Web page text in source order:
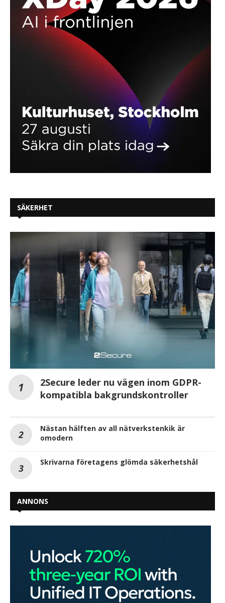
SÄKERHET
2Secure leder nu vägen inom GDPR-
kompatibla bakgrundskontroller
Nästan hälften av all nätverkstenkik är
omodern
Skrivarna företagens glömda säkerhetshål
ANNONS